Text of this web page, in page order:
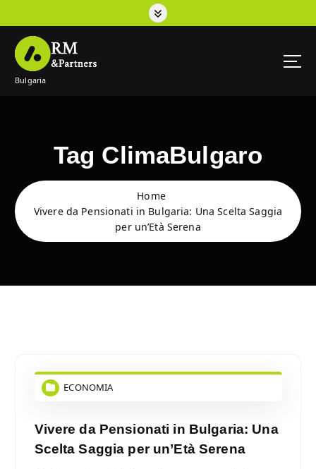
Bulgaria
Tag ClimaBulgaro
Home
Vivere da Pensionati in Bulgaria: Una Scelta Saggia
per un’Età Serena
ECONOMIA
Vivere da Pensionati in Bulgaria: Una
Scelta Saggia per un’Età Serena